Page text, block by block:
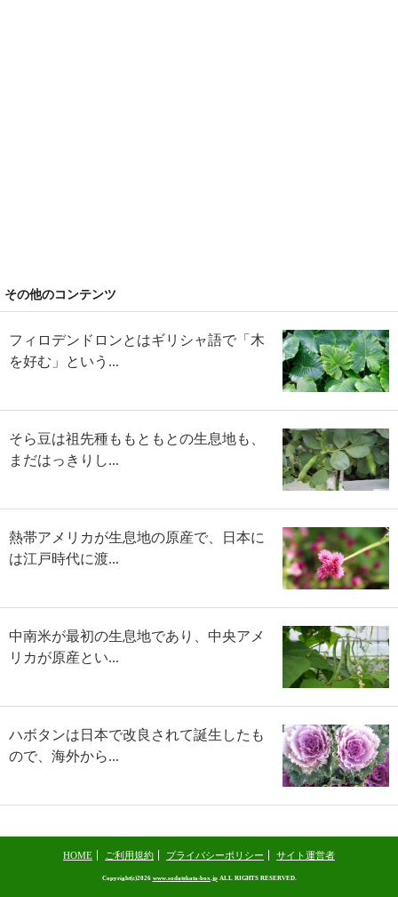
その他のコンテンツ
フィロデンドロンとはギリシャ語で「木
を好む」という...
そら豆は祖先種ももともとの生息地も、
まだはっきりし...
熱帯アメリカが生息地の原産で、日本に
は江戸時代に渡...
中南米が最初の生息地であり、中央アメ
リカが原産とい...
ハボタンは日本で改良されて誕生したも
ので、海外から...
HOME ご利用規約 プライバシーポリシー サイト運営者
Copyright(c)2026 www.sodatekata-box.jpALL RIGHTS RESERVED.